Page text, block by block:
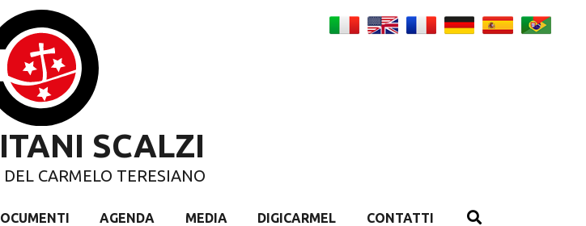
SCALZI
CARMELO TERESIANO
AGENDA MEDIA DIGICARMEL CONTATTI